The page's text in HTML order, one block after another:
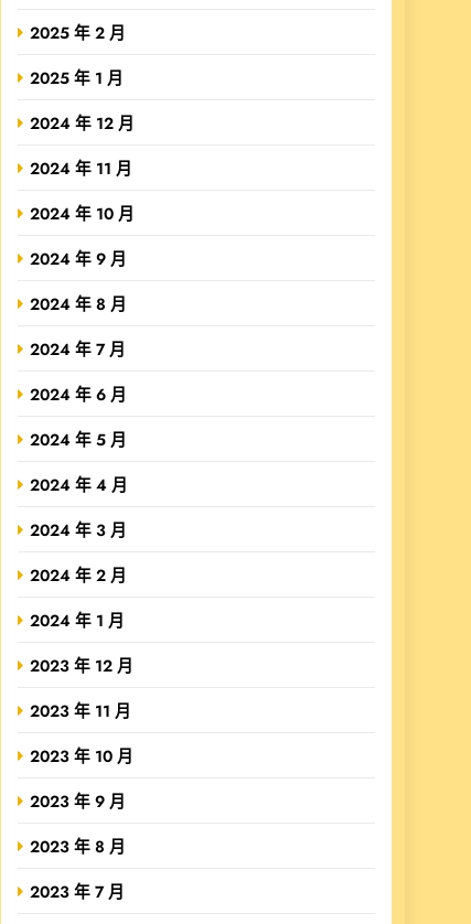
2025 年 2 月
2025 年 1 月
2024 年 12 月
2024 年 11 月
2024 年 10 月
2024 年 9 月
2024 年 8 月
2024 年 7 月
2024 年 6 月
2024 年 5 月
2024 年 4 月
2024 年 3 月
2024 年 2 月
2024 年 1 月
2023 年 12 月
2023 年 11 月
2023 年 10 月
2023 年 9 月
2023 年 8 月
2023 年 7 月